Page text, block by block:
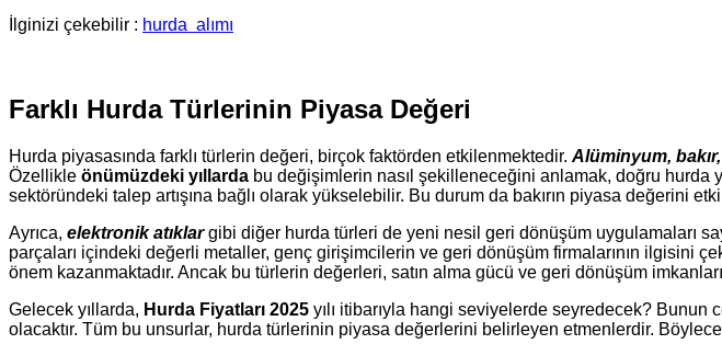
İlginizi çekebilir : hurda alımı
Farklı Hurda Türlerinin Piyasa Değeri
Hurda piyasasında farklı türlerin değeri, birçok faktörden etkilenmektedir. Alüminyum,
Özellikle önümüzdeki yıllarda bu değişimlerin nasıl şekilleneceğini anlamak, doğru hurda
sektöründeki talep artışına bağlı olarak yükselebilir. Bu durum da bakırın piyasa değerini
Ayrıca, elektronik atıklargibi diğer hurda türleri de yeni nesil geri dönüşüm uygulamaları
parçaları içindeki değerli metaller, genç girişimcilerin ve geri dönüşüm firmalarının ilgisini
önem kazanmaktadır. Ancak bu türlerin değerleri, satın alma gücü ve geri dönüşüm
Gelecek yıllarda, Hurda Fiyatları 2025 yılı itibarıyla hangi seviyelerde seyredecek?
olacaktır. Tüm bu unsurlar, hurda türlerinin piyasa değerlerini belirleyen etmenlerdir.